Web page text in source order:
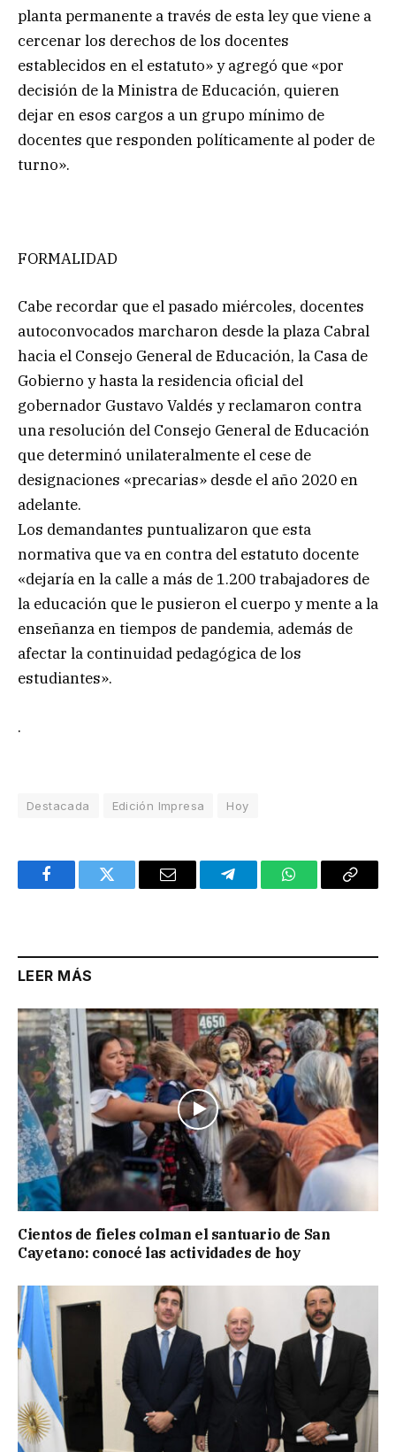
planta permanente a través de esta ley que viene a
cercenar los derechos de los docentes
establecidos en el estatuto» y agregó que «por
decisión de la Ministra de Educación, quieren
dejar en esos cargos a un grupo mínimo de
docentes que responden políticamente al poder de
turno».
FORMALIDAD
Cabe recordar que el pasado miércoles, docentes
autoconvocados marcharon desde la plaza Cabral
hacia el Consejo General de Educación, la Casa de
Gobierno y hasta la residencia oficial del
gobernador Gustavo Valdés y reclamaron contra
una resolución del Consejo General de Educación
que determinó unilateralmente el cese de
designaciones «precarias» desde el año 2020 en
adelante.
Los demandantes puntualizaron que esta
normativa que va en contra del estatuto docente
«dejaría en la calle a más de 1.200 trabajadores de
la educación que le pusieron el cuerpo y mente a la
enseñanza en tiempos de pandemia, además de
afectar la continuidad pedagógica de los
estudiantes».
.
Destacada Edición Impresa Hoy
FacebookTwitter Email TelegramWhatsAppCopy
LEER MÁS
Cientos de fieles colman el santuario de San
Cayetano: conocé las actividades de hoy